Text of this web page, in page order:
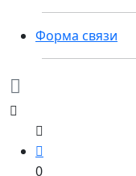
Форма связи
0